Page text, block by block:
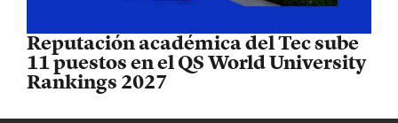
Reputación académica del Tec sube
11 puestos en el QS World University
Rankings 2027